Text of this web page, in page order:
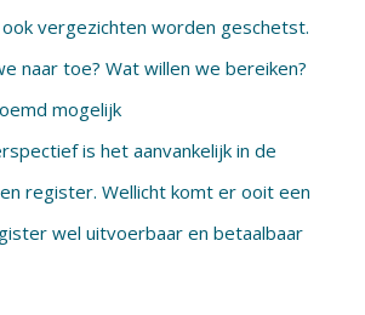
vergezichten worden geschetst.
naar toe? Wat willen we bereiken?
mogelijk
is het aanvankelijk in de
register. Wellicht komt er ooit een
wel uitvoerbaar en betaalbaar